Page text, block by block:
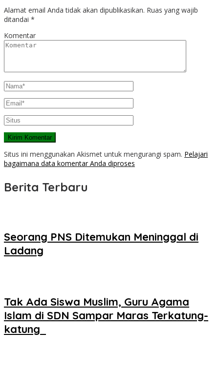
Alamat email Anda tidak akan dipublikasikan. Ruas yang wajib
ditandai *
Komentar
Situs ini menggunakan Akismet untuk mengurangi spam. Pelajari
bagaimana data komentar Anda diproses
Berita Terbaru
Seorang PNS Ditemukan Meninggal di
Ladang
Tak Ada Siswa Muslim, Guru Agama
Islam di SDN Sampar Maras Terkatung-
katung ‎